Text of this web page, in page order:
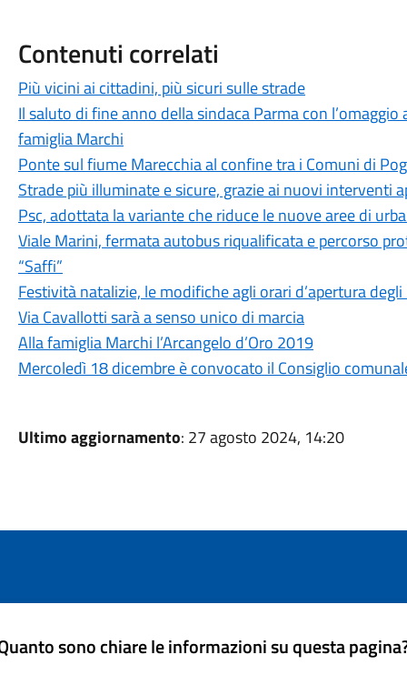
Contenuti correlati
Più vicini ai cittadini, più sicuri sulle strade
Il saluto di fine anno della sindaca Parma con l’omaggio
famiglia Marchi
Ponte sul fiume Marecchia al confine tra i Comuni di
Strade più illuminate e sicure, grazie ai nuovi interventi
Psc, adottata la variante che riduce le nuove aree di
Viale Marini, fermata autobus riqualificata e percorso
“Saffi”
Festività natalizie, le modifiche agli orari d’apertura
Via Cavallotti sarà a senso unico di marcia
Alla famiglia Marchi l’Arcangelo d’Oro 2019
Mercoledì 18 dicembre è convocato il Consiglio
Ultimo aggiornamento: 27 agosto 2024, 14:20
sono chiare le informazioni su questa